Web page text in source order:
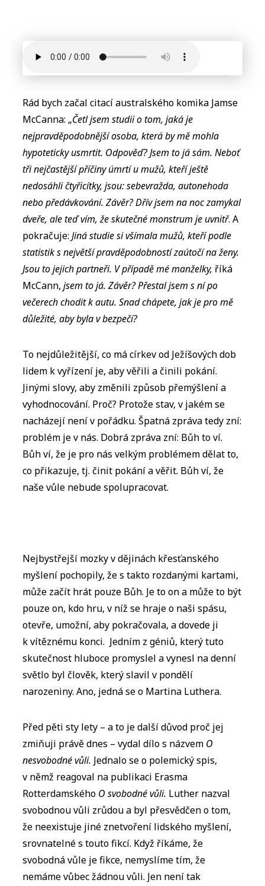
Rád bych začal citací australského komika Jamse
McCanna: „Četl jsem studii o tom, jaká je
nejpravděpodobnější osoba, která by mě mohla
hypoteticky usmrtit. Odpověď? Jsem to já sám. Neboť
tři nejčastější příčiny úmrtí u mužů, kteří ještě
nedosáhli čtyřicítky, jsou: sebevražda, autonehoda
nebo předávkování. Závěr? Dřív jsem na noc zamykal
dveře, ale teď vím, že skutečné monstrum je uvnitř. A
pokračuje:Jiná studie si všímala mužů, kteří podle
statistik s největší pravděpodobností zaútočí na ženy.
Jsou to jejich partneři. V případě mé manželky, říká
McCann,jsem to já. Závěr? Přestal jsem s ní po
večerech chodit k autu. Snad chápete, jak je pro mě
důležité, aby byla v bezpečí?
To nejdůležitější, co má církev od Ježíšových dob
lidem k vyřízení je, aby věřili a činili pokání.
Jinými slovy, aby změnili způsob přemýšlení a
vyhodnocování. Proč? Protože stav, v jakém se
nacházejí není v pořádku. Špatná zpráva tedy zní:
problém je v nás. Dobrá zpráva zní: Bůh to ví.
Bůh ví, že je pro nás velkým problémem dělat to,
co přikazuje, tj. činit pokání a věřit. Bůh ví, že
naše vůle nebude spolupracovat.
Nejbystřejší mozky v dějinách křesťanského
myšlení pochopily, že s takto rozdanými kartami,
může začít hrát pouze Bůh. Je to on a může to být
pouze on, kdo hru, v níž se hraje o naši spásu,
otevře, umožní, aby pokračovala, a dovede ji
k vítěznému konci. Jedním z géniů, který tuto
skutečnost hluboce promyslel a vynesl na denní
světlo byl člověk, který slavil v pondělí
narozeniny. Ano, jedná se o Martina Luthera.
Před pěti sty lety – a to je další důvod proč jej
zmiňuji právě dnes – vydal dílo s názvem O
nesvobodné vůli. Jednalo se o polemický spis,
v němž reagoval na publikaci Erasma
Rotterdamského O svobodné vůli. Luther nazval
svobodnou vůli zrůdou a byl přesvědčen o tom,
že neexistuje jiné znetvoření lidského myšlení,
srovnatelné s touto fikcí. Když říkáme, že
svobodná vůle je fikce, nemyslíme tím, že
nemáme vůbec žádnou vůli. Jen není tak